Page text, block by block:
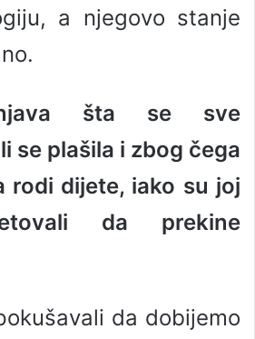
a njegovo stanje
šta se sve
se plašila i zbog čega
rodi dijete, iako su joj
da prekine
da dobijemo